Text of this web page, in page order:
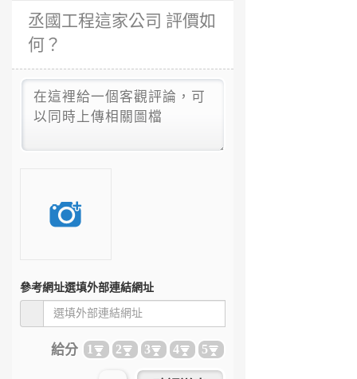
丞國工程這家公司 評價如
何？
參考網址選填外部連結網址
給分 1 2 3 4 5